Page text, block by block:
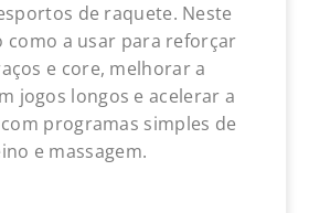
de raquete. Neste
como a usar para reforçar
e core, melhorar a
jogos longos e acelerar a
programas simples de
e massagem.